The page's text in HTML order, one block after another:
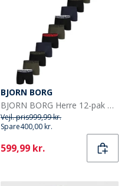
BJORN BORG
BJORN BORG Herre 12-pak Bomuld Stretch Boxers Multipak 1
Vejl. pris999,99 kr.
Spare400,00 kr.
Current
599,99 kr.